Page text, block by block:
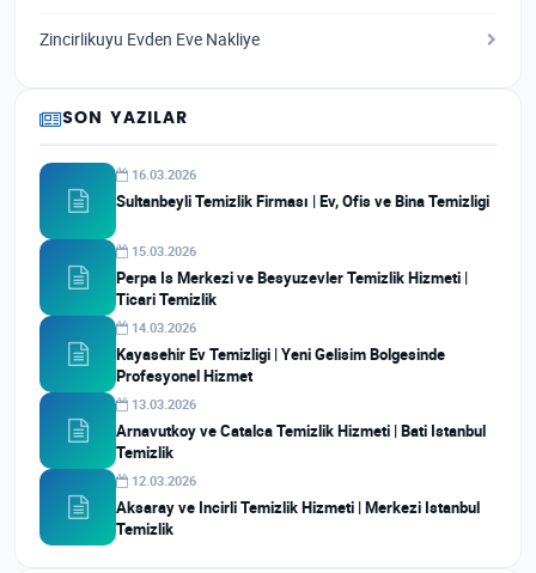
Zincirlikuyu Evden Eve Nakliye
SON YAZILAR
16.03.2026
Sultanbeyli Temizlik Firması | Ev, Ofis ve Bina Temizligi
15.03.2026
Perpa Is Merkezi ve Besyuzevler Temizlik Hizmeti |
Ticari Temizlik
14.03.2026
Kayasehir Ev Temizligi | Yeni Gelisim Bolgesinde
Profesyonel Hizmet
13.03.2026
Arnavutkoy ve Catalca Temizlik Hizmeti | Bati Istanbul
Temizlik
12.03.2026
Aksaray ve Incirli Temizlik Hizmeti | Merkezi Istanbul
Temizlik